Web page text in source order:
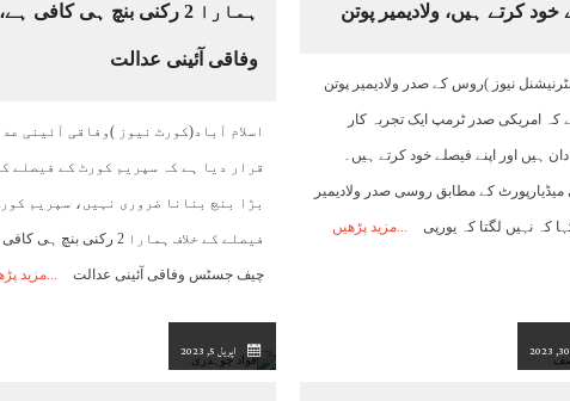
خود کرتے ہیں، ولادیمیر پوتن
نیوز )روس کے صدر ولادیمیر پوتن
کہ امریکی صدر ٹرمپ ایک تجربہ کار
ہیں اور اپنے فیصلے خود کرتے ہیں۔
میڈیارپورٹ کے مطابق روسی صدر ولادیمیر
کہ نہیں لگتا کہ یورپی مزید پڑھیں
ہمارا 2 رکنی بنچ ہی کافی ہے،
وفاقی آئینی عدالت
اسلام آباد(کورٹ نیوز )وفاقی آئینی
قرار دیا ہے کہ سپریم کورٹ کے فیصلے
بڑا بنچ بنانا ضروری نہیں، سپریم
فیصلے کے خلاف ہمارا 2 رکنی بنچ ہی
چیف جسٹس وفاقی آئینی عدالت مزید
اپریل 5, 2023